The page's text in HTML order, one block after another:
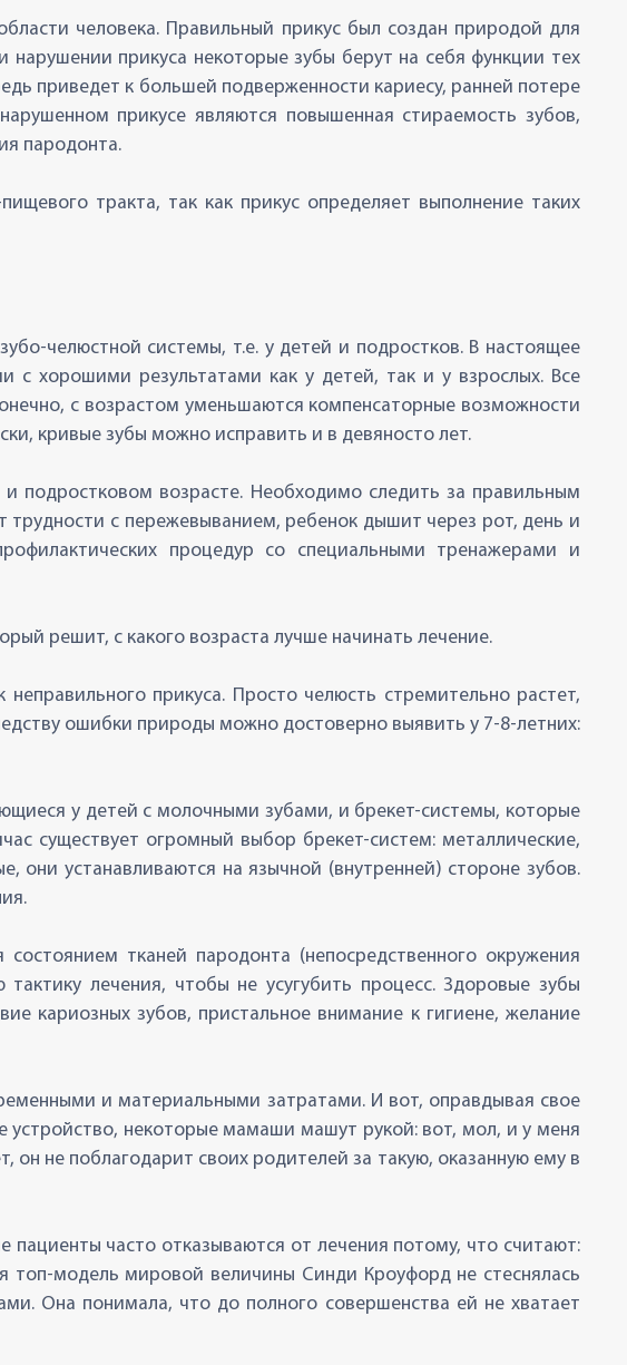
человека. Правильный прикус был создан природой для
прикуса некоторые зубы берут на себя функции тех
приведет к большей подверженности кариесу, ранней потере
прикусе являются повышенная стираемость зубов,
пародонта.
тракта, так как прикус определяет выполнение таких
челюстной системы, т.е. у детей и подростков. В настоящее
с хорошими результатами как у детей, так и у взрослых. Все
с возрастом уменьшаются компенсаторные возможности
кривые зубы можно исправить и в девяносто лет.
возрасте. Необходимо следить за правильным
с пережевыванием, ребенок дышит через рот, день и
процедур со специальными тренажерами и
решит, с какого возраста лучше начинать лечение.
прикуса. Просто челюсть стремительно растет,
ошибки природы можно достоверно выявить у 7-8-летних:
у детей с молочными зубами, и брекет-системы, которые
существует огромный выбор брекет-систем: металлические,
они устанавливаются на язычной (внутренней) стороне зубов.
тканей пародонта (непосредственного окружения
лечения, чтобы не усугубить процесс. Здоровые зубы
кариозных зубов, пристальное внимание к гигиене, желание
и материальными затратами. И вот, оправдывая свое
устройство, некоторые мамаши машут рукой: вот, мол, и у меня
не поблагодарит своих родителей за такую, оказанную ему в
часто отказываются от лечения потому, что считают:
топ-модель мировой величины Синди Кроуфорд не стеснялась
Она понимала, что до полного совершенства ей не хватает